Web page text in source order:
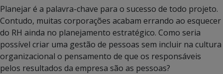
Planejar é a palavra-chave para o sucesso de todo projeto.
Contudo, muitas corporações acabam errando ao esquecer
do RH ainda no planejamento estratégico. Como seria
possível criar uma gestão de pessoas sem incluir na cultura
organizacional o pensamento de que os responsáveis
pelos resultados da empresa são as pessoas?